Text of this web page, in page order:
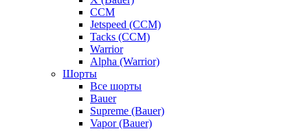
CCM
Jetspeed (CCM)
Tacks (CCM)
Warrior
Alpha (Warrior)
Шорты
Все шорты
Bauer
Supreme (Bauer)
Vapor (Bauer)